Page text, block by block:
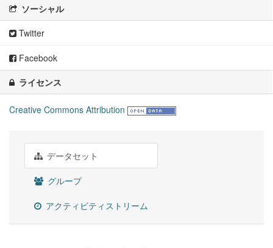
ソーシャル
Twitter
Facebook
ライセンス
Creative Commons Attribution
データセット
グループ
アクティビティストリーム